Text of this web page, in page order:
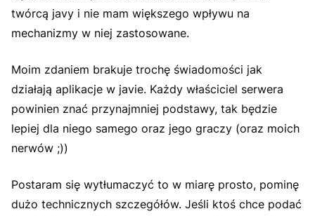
twórcą javy i nie mam większego wpływu na
mechanizmy w niej zastosowane.
Moim zdaniem brakuje trochę świadomości jak
działają aplikacje w javie. Każdy właściciel serwera
powinien znać przynajmniej podstawy, tak będzie
lepiej dla niego samego oraz jego graczy (oraz moich
nerwów ;))
Postaram się wytłumaczyć to w miarę prosto, pominę
dużo technicznych szczegółów. Jeśli ktoś chce podać